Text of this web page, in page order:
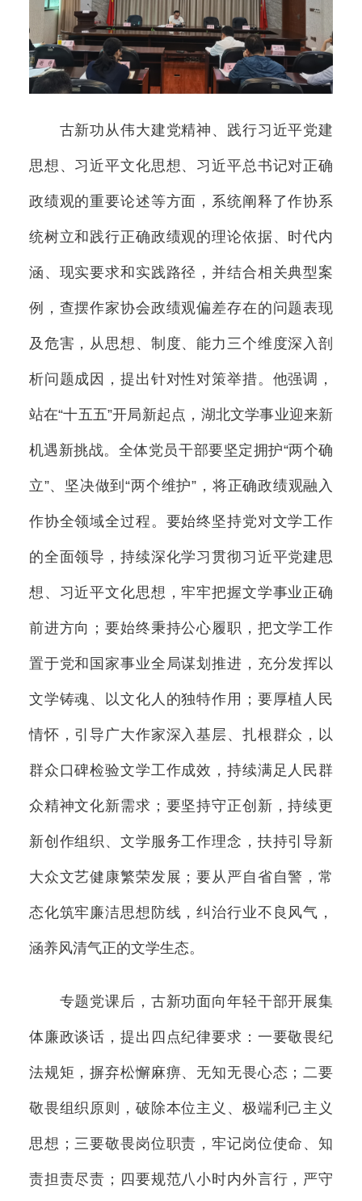
古新功从伟大建党精神、践行习近平党建
思想、习近平文化思想、习近平总书记对正确
政绩观的重要论述等方面，系统阐释了作协系
统树立和践行正确政绩观的理论依据、时代内
涵、现实要求和实践路径，并结合相关典型案
例，查摆作家协会政绩观偏差存在的问题表现
及危害，从思想、制度、能力三个维度深入剖
析问题成因，提出针对性对策举措。他强调，
站在“十五五”开局新起点，湖北文学事业迎来新
机遇新挑战。全体党员干部要坚定拥护“两个确
立”、坚决做到“两个维护”，将正确政绩观融入
作协全领域全过程。要始终坚持党对文学工作
的全面领导，持续深化学习贯彻习近平党建思
想、习近平文化思想，牢牢把握文学事业正确
前进方向；要始终秉持公心履职，把文学工作
置于党和国家事业全局谋划推进，充分发挥以
文学铸魂、以文化人的独特作用；要厚植人民
情怀，引导广大作家深入基层、扎根群众，以
群众口碑检验文学工作成效，持续满足人民群
众精神文化新需求；要坚持守正创新，持续更
新创作组织、文学服务工作理念，扶持引导新
大众文艺健康繁荣发展；要从严自省自警，常
态化筑牢廉洁思想防线，纠治行业不良风气，
涵养风清气正的文学生态。
专题党课后，古新功面向年轻干部开展集
体廉政谈话，提出四点纪律要求：一要敬畏纪
法规矩，摒弃松懈麻痹、无知无畏心态；二要
敬畏组织原则，破除本位主义、极端利己主义
思想；三要敬畏岗位职责，牢记岗位使命、知
责担责尽责；四要规范八小时内外言行，严守